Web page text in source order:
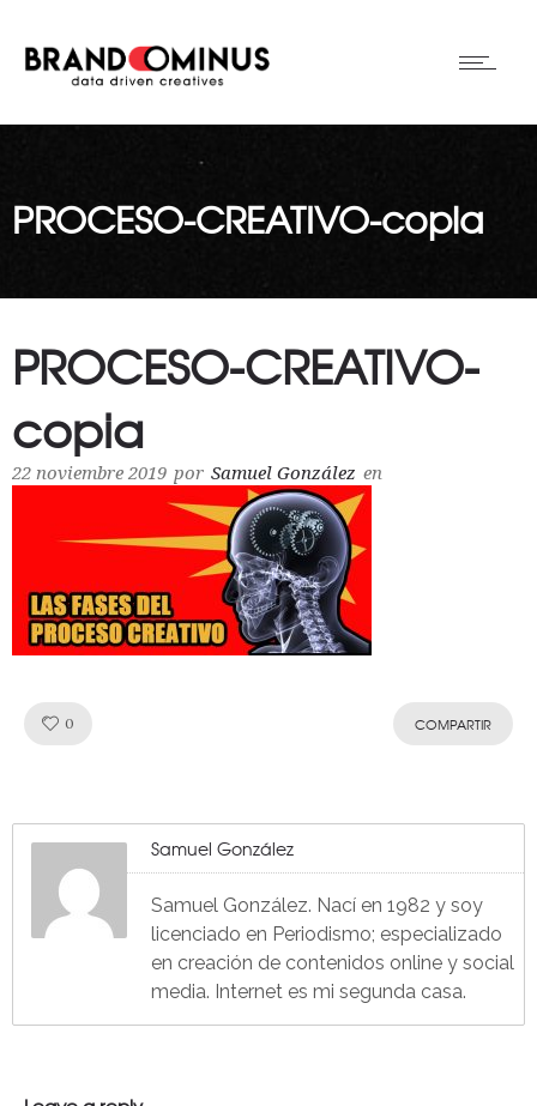
PROCESO-CREATIVO-copia
PROCESO-CREATIVO-
copia
22 noviembre 2019 por Samuel González en
0 COMPARTIR
Samuel González
Samuel González. Nací en 1982 y soy
licenciado en Periodismo; especializado
en creación de contenidos online y social
media. Internet es mi segunda casa.